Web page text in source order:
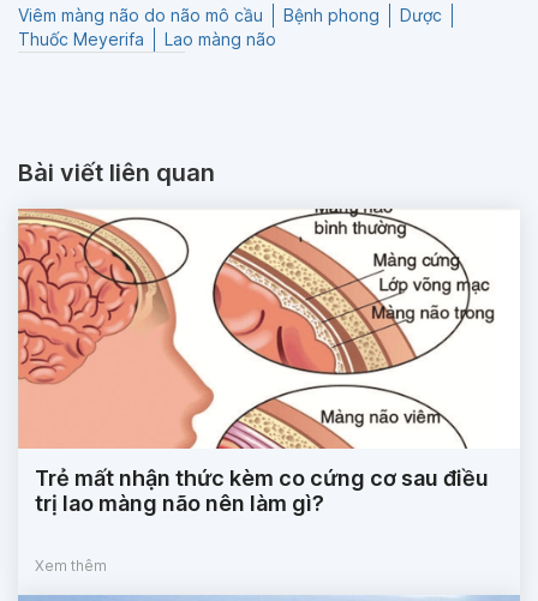
Viêm màng não do não mô cầu Bệnh phong
Dược
Thuốc Meyerifa
Lao màng não
Bài viết liên quan
Trẻ mất nhận thức kèm co cứng cơ sau điều
trị lao màng não nên làm gì?
Xem thêm